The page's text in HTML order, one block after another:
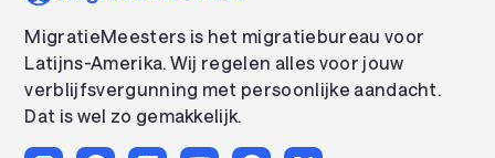
MigratieMeesters is het migratiebureau voor
Latijns-Amerika. Wij regelen alles voor jouw
verblijfsvergunning met persoonlijke aandacht.
Dat is wel zo gemakkelijk.